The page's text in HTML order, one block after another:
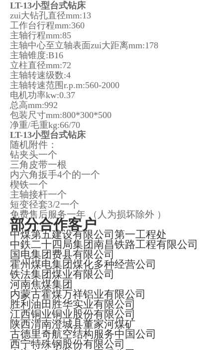
LT-13小型台式钻床
zui大钻孔直径mm:13
工作台行程mm:360
主轴行程mm:85
主轴中心至立轴表面zui大距离mm:178
主轴锥度:B16
立柱直径mm:72
主轴转速级数:4
主轴转速范围r.p.m:560-2000
电机功率kw:0.37
总高mm:992
包装尺寸mm:800*300*500
净重/毛重kg:66/70
LT-13小型台式钻床
随机附件：
钻夹头一个
三角皮带一根
内六角扳手4个的一个
楔铁一个
主轴接杆一个
短变径套3/2一个
免费售后服务一年 （人为损坏除外 ）
部分合作客户
中煤第五建设有限公司第一工程处
中鉄二十四局集团南昌铁路工程有限公司
国电集团费县有限公司
霍州煤电集团煤化多种经营公司
铁法集团煤业有限公司
河南焦煤集团
内蒙古霍煤万祥铝业有限公司
胜利油田胜华实业有限公司
江西铜业铜业股份有限公司
陕西渭南澄城县董家河煤矿
古德里奇航空结构服务中国公司
西宁特殊钢股份有限公司